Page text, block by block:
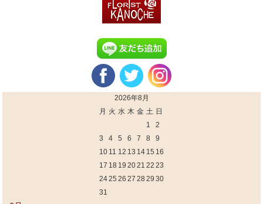
2026年8月
月 火 水 木 金 土 日
1
2
3
4 5 6 7 8
9
10 11 12 13 14 15 16
17 18 19 2021 22 23
2425 26 27 28 29 30
31